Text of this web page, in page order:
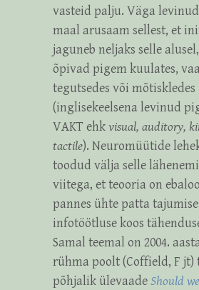
vasteid palju. Väga
maal arusaam sellest, et
jaguneb neljaks selle
õpivad pigem kuulates,
tegutsedes või mõtiskledes
(inglisekeelsena levinud
VAKT ehkvisual, auditory,
tactile). Neuromüütide
toodud välja selle
viitega, et teooria on
pannes ühte patta
infotöötluse koos
Samal teemal on 2004.
rühma poolt (Coffield, F jt)
põhjalik ülevaadeShould